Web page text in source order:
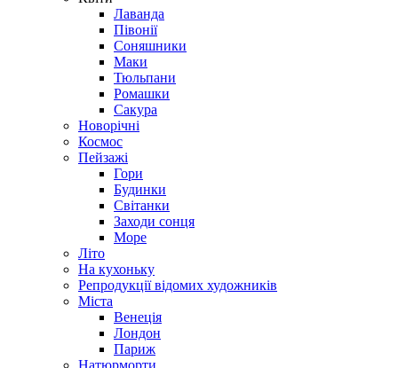
Лаванда
Півонії
Соняшники
Маки
Тюльпани
Ромашки
Сакура
Новорічні
Космос
Пейзажі
Гори
Будинки
Світанки
Заходи сонця
Море
Літо
На кухоньку
Репродукції відомих художників
Міста
Венеція
Лондон
Париж
Натюрморти